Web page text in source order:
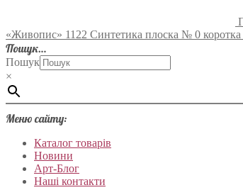
«Живопис» 1122 Синтетика плоска № 0 коротка
Пошук…
Пошук
×
Меню сайту:
Каталог товарів
Новини
Арт-Блог
Наші контакти